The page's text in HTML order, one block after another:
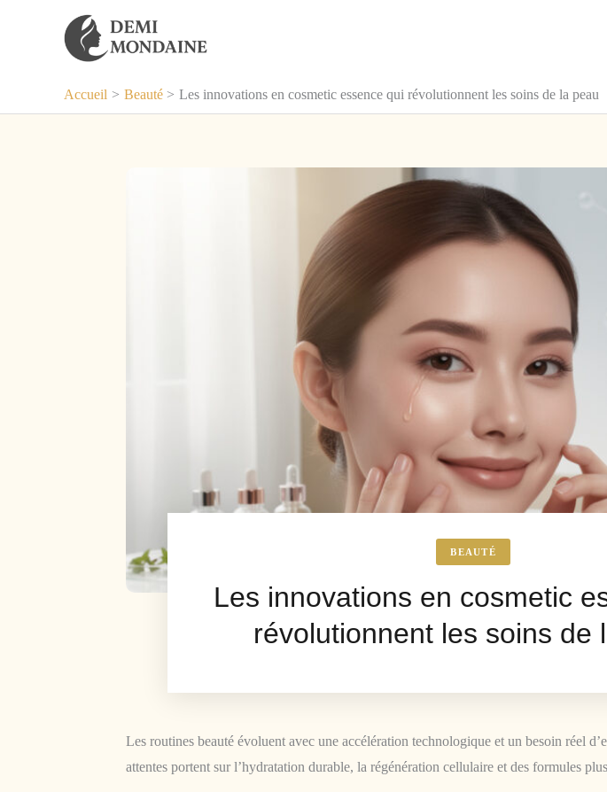
Accueil Beauté Les innovations en cosmetic essence qui révolutionnent les soins de la peau
BEAUTÉ
Les innovations en cosmetic
révolutionnent les soins de
Les routines beauté évoluent avec une accélération technologique et un besoin réel
attentes portent sur l’hydratation durable, la régénération cellulaire et des formules